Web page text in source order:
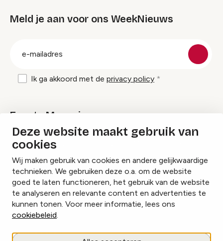
Deze website maakt gebruik van
cookies
Wij maken gebruik van cookies en andere gelijkwaardige
technieken. We gebruiken deze o.a. om de website
goed te laten functioneren, het gebruik van de website
te analyseren en relevante content en advertenties te
kunnen tonen. Voor meer informatie, lees ons
cookiebeleid.
Meld je aan voor ons WeekNieuws
Ik ga akkoord met de privacy policy
Events Magazine
Ik ontvang graag Events Magazine
InstagramFacebookLinkedIn
Cookies beheren